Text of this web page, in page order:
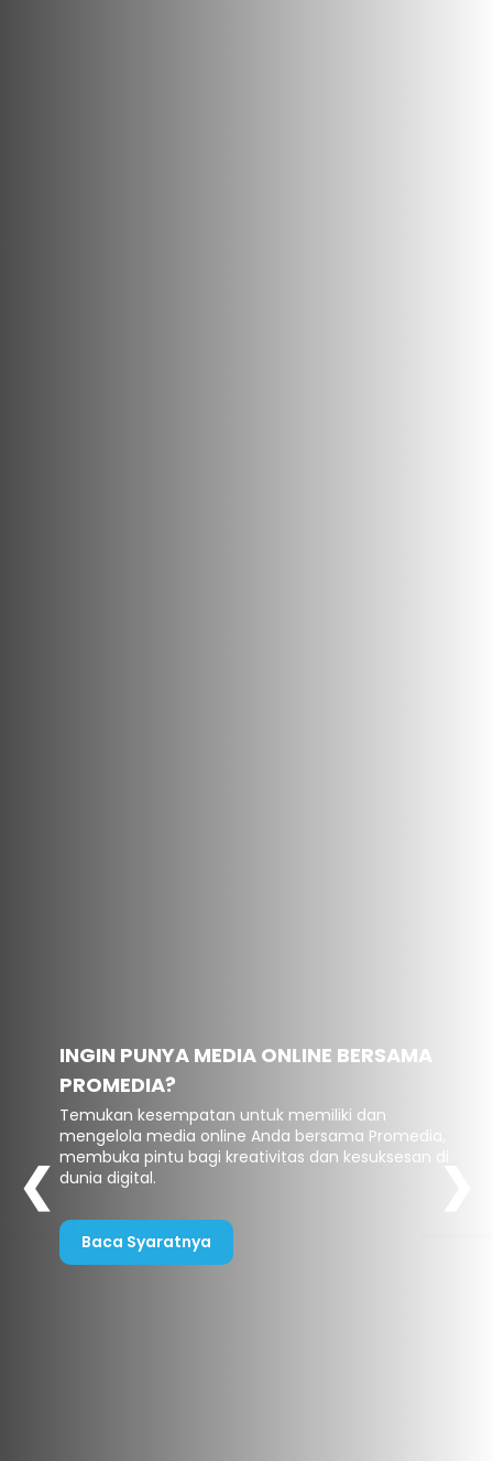
INGIN PUNYA MEDIA ONLINE BERSAMA
PROMEDIA?
Temukan kesempatan untuk memiliki dan
mengelola media online Anda bersama Promedia,
membuka pintu bagi kreativitas dan kesuksesan di
dunia digital.
Baca Syaratnya
❮